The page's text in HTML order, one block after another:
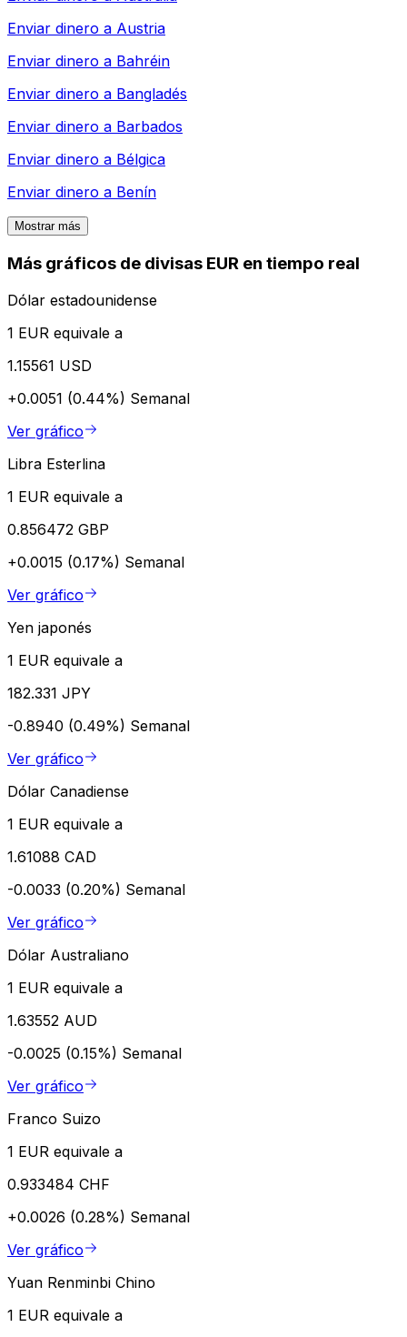
Enviar dinero a Austria
Enviar dinero a Bahréin
Enviar dinero a Bangladés
Enviar dinero a Barbados
Enviar dinero a Bélgica
Enviar dinero a Benín
Mostrar más
Más gráficos de divisas EUR en tiempo real
Dólar estadounidense
1 EUR equivale a
1.15561 USD
+0.0051 (0.44%) Semanal
Ver gráfico
Libra Esterlina
1 EUR equivale a
0.856472 GBP
+0.0015 (0.17%) Semanal
Ver gráfico
Yen japonés
1 EUR equivale a
182.331 JPY
-0.8940 (0.49%) Semanal
Ver gráfico
Dólar Canadiense
1 EUR equivale a
1.61088 CAD
-0.0033 (0.20%) Semanal
Ver gráfico
Dólar Australiano
1 EUR equivale a
1.63552 AUD
-0.0025 (0.15%) Semanal
Ver gráfico
Franco Suizo
1 EUR equivale a
0.933484 CHF
+0.0026 (0.28%) Semanal
Ver gráfico
Yuan Renminbi Chino
1 EUR equivale a